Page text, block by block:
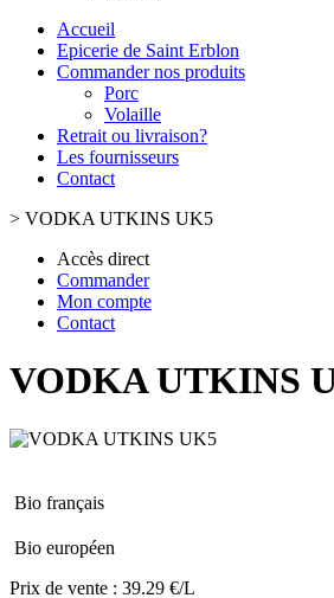
Accueil
Epicerie de Saint Erblon
Commander nos produits
Porc
Volaille
Retrait ou livraison?
Les fournisseurs
Contact
> VODKA UTKINS UK5
Accès direct
Commander
Mon compte
Contact
VODKA UTKINS
Bio français
Bio européen
Prix de vente : 39.29 €/L